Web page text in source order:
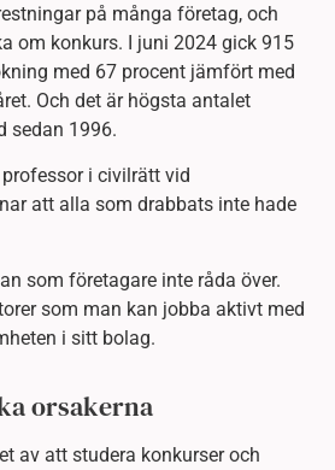
på många företag, och
om konkurs. I juni 2024 gick 915
med 67 procent jämfört med
Och det är högsta antalet
sedan 1996.
i civilrätt vid
att alla som drabbats inte hade
som företagare inte råda över.
som man kan jobba aktivt med
i sitt bolag.
orsakerna
av att studera konkurser och